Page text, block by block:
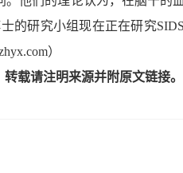
的研究小组现在正在研究
）
载请注明来源并附原文链接。